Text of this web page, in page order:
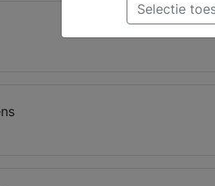
Selectie